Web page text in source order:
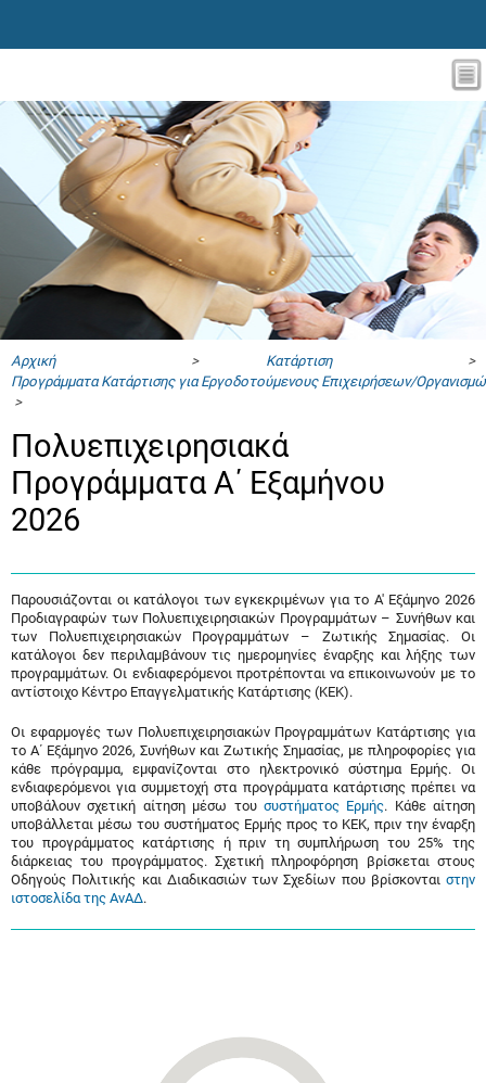
Αρχική> Κατάρτιση>
Προγράμματα Κατάρτισης για Εργοδοτούμενους Επιχειρήσεων/
>
Πολυεπιχειρησιακά
Προγράμματα A΄ Εξαμήνου
2026
Παρουσιάζονται οι κατάλογοι των εγκεκριμένων για το A' Εξάμηνο 2026
Προδιαγραφών των Πολυεπιχειρησιακών Προγραμμάτων – Συνήθων και
των Πολυεπιχειρησιακών Προγραμμάτων – Ζωτικής Σημασίας. Οι
κατάλογοι δεν περιλαμβάνουν τις ημερομηνίες έναρξης και λήξης των
προγραμμάτων. Οι ενδιαφερόμενοι προτρέπονται να επικοινωνούν με το
αντίστοιχο Κέντρο Επαγγελματικής Κατάρτισης (ΚΕΚ).
Οι εφαρμογές των Πολυεπιχειρησιακών Προγραμμάτων Κατάρτισης για
το A΄ Εξάμηνο 2026, Συνήθων και Ζωτικής Σημασίας, με πληροφορίες για
κάθε πρόγραμμα, εμφανίζονται στο ηλεκτρονικό σύστημα Ερμής. Οι
ενδιαφερόμενοι για συμμετοχή στα προγράμματα κατάρτισης πρέπει να
υποβάλουν σχετική αίτηση μέσω του συστήματος Ερμής. Κάθε αίτηση
υποβάλλεται μέσω του συστήματος Ερμής προς το ΚΕΚ, πριν την έναρξη
του προγράμματος κατάρτισης ή πριν τη συμπλήρωση του 25% της
διάρκειας του προγράμματος. Σχετική πληροφόρηση βρίσκεται στους
Οδηγούς Πολιτικής και Διαδικασιών των Σχεδίων που βρίσκονται στην
ιστοσελίδα της ΑνΑΔ.